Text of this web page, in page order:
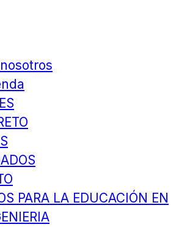
PARA LA EDUCACIÓN EN